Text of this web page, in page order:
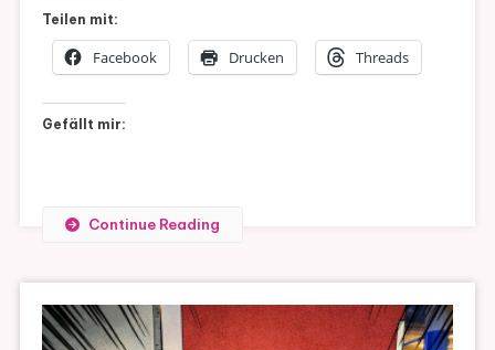
Teilen mit:
Facebook Drucken Threads
Gefällt mir:
Continue Reading